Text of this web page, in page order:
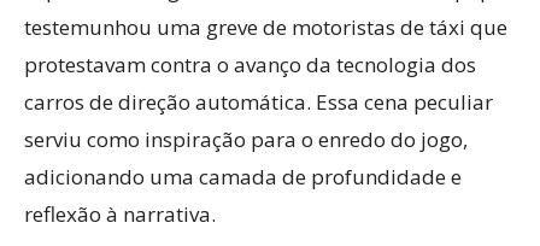
testemunhou uma greve de motoristas de táxi que
protestavam contra o avanço da tecnologia dos
carros de direção automática. Essa cena peculiar
serviu como inspiração para o enredo do jogo,
adicionando uma camada de profundidade e
reflexão à narrativa.